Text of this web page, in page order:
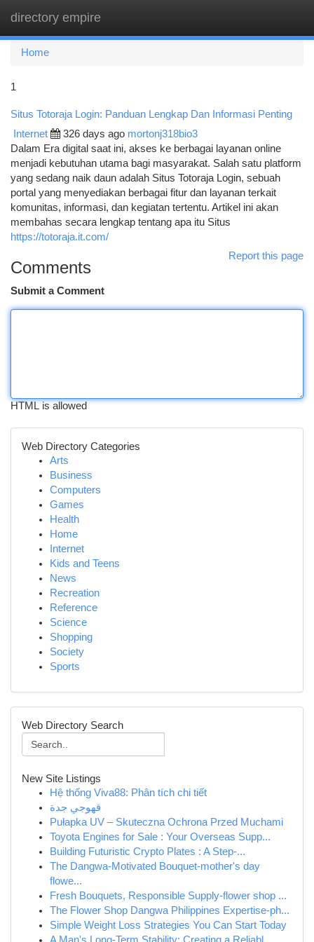
directory empire
Home
1
Situs Totoraja Login: Panduan Lengkap Dan Informasi Penting
Internet 326 days ago mortonj318bio3
Dalam Era digital saat ini, akses ke berbagai layanan online
menjadi kebutuhan utama bagi masyarakat. Salah satu platform
yang sedang naik daun adalah Situs Totoraja Login, sebuah
portal yang menyediakan berbagai fitur dan layanan terkait
komunitas, informasi, dan kegiatan tertentu. Artikel ini akan
membahas secara lengkap tentang apa itu Situs
https://totoraja.it.com/
Report this page
Comments
Submit a Comment
HTML is allowed
Web Directory Categories
Arts
Business
Computers
Games
Health
Home
Internet
Kids and Teens
News
Recreation
Reference
Science
Shopping
Society
Sports
Web Directory Search
New Site Listings
Hệ thống Viva88: Phân tích chi tiết
قهوجي جدة
Pułapka UV – Skuteczna Ochrona Przed Muchami
Toyota Engines for Sale : Your Overseas Supp...
Building Futuristic Crypto Plates : A Step-...
The Dangwa-Motivated Bouquet-mother's day
flowe...
Fresh Bouquets, Responsible Supply-flower shop ...
The Flower Shop Dangwa Philippines Expertise-ph...
Simple Weight Loss Strategies You Can Start Today